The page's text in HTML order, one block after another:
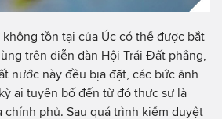
tồn tại của Úc có thể được bắt
trên diễn đàn Hội Trái Đất phẳng,
nước này đều bịa đặt, các bức ảnh
ai tuyên bố đến từ đó thực sự là
chính phủ. Sau quá trình kiểm duyệt